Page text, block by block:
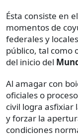
Ésta consiste en
momentos de
federales y
público, tal como
del inicio del
Al amagar con
oficiales o
civil logra asfixiar
y forzar la
condiciones